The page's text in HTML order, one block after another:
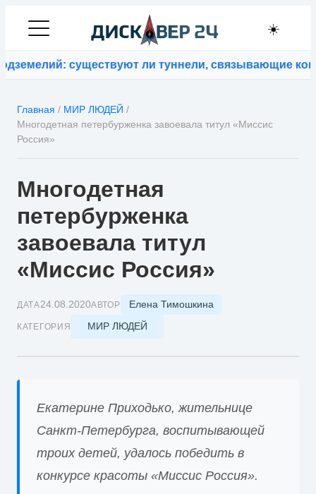
☀️
существуют ли туннели, связывающие
Главная / МИР ЛЮДЕЙ /
Многодетная петербурженка завоевала титул «Миссис
Россия»
Многодетная
петербурженка
завоевала титул
«Миссис Россия»
ДАТА24.08.2020АВТОР Елена Тимошкина
КАТЕГОРИЯ МИР ЛЮДЕЙ
Екатерине Приходько, жительнице
Санкт-Петербурга, воспитывающей
троих детей, удалось победить в
конкурсе красоты «Миссис Россия».